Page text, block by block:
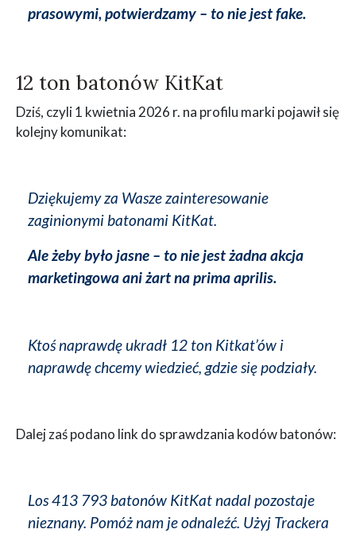
prasowymi, potwierdzamy – to nie jest fake.
12 ton batonów KitKat
Dziś, czyli 1 kwietnia 2026 r. na profilu marki pojawił się
kolejny komunikat:
Dziękujemy za Wasze zainteresowanie
zaginionymi batonami KitKat.
Ale żeby było jasne – to nie jest żadna akcja
marketingowa ani żart na prima aprilis.
Ktoś naprawdę ukradł 12 ton Kitkat’ów i
naprawdę chcemy wiedzieć, gdzie się podziały.
Dalej zaś podano link do sprawdzania kodów batonów:
Los 413 793 batonów KitKat nadal pozostaje
nieznany. Pomóż nam je odnaleźć. Użyj Trackera